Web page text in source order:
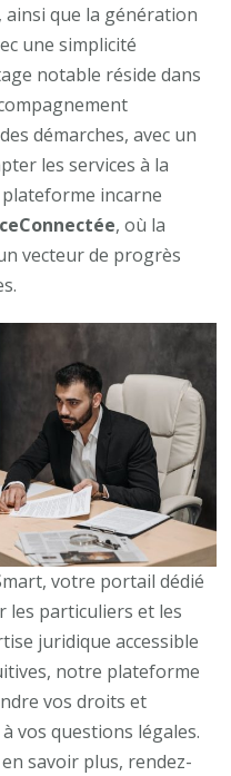
que la génération
une simplicité
notable réside dans
démarches, avec un
les services à la
incarne
, où la
vecteur de progrès
votre portail dédié
les particuliers et les
juridique accessible
notre plateforme
vos droits et
vos questions légales.
savoir plus, rendez-